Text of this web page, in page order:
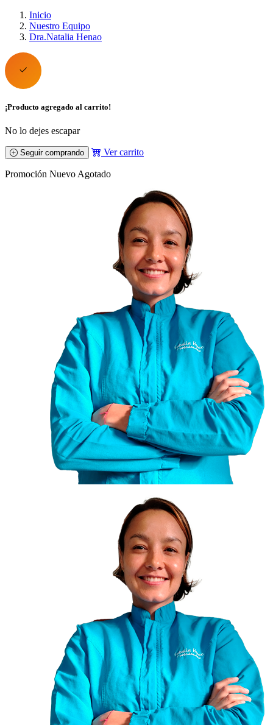
Inicio
Nuestro Equipo
Dra.Natalia Henao
¡Producto agregado al carrito!
No lo dejes escapar
Seguir comprando Ver carrito
Promoción Nuevo Agotado